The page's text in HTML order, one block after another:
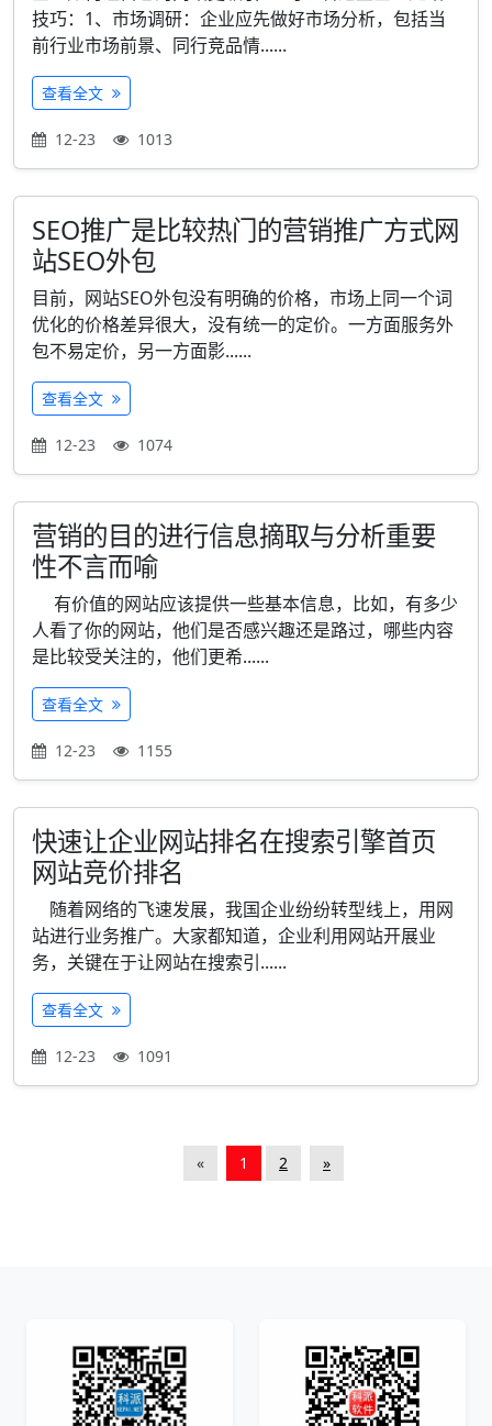
技巧：1、市场调研：企业应先做好市场分析，包括当
前行业市场前景、同行竞品情......
查看全文
12-23 1013
SEO推广是比较热门的营销推广方式网
站SEO外包
目前，网站SEO外包没有明确的价格，市场上同一个词
优化的价格差异很大，没有统一的定价。一方面服务外
包不易定价，另一方面影......
查看全文
12-23 1074
营销的目的进行信息摘取与分析重要
性不言而喻
有价值的网站应该提供一些基本信息，比如，有多少
人看了你的网站，他们是否感兴趣还是路过，哪些内容
是比较受关注的，他们更希......
查看全文
12-23 1155
快速让企业网站排名在搜索引擎首页
网站竞价排名
随着网络的飞速发展，我国企业纷纷转型线上，用网
站进行业务推广。大家都知道，企业利用网站开展业
务，关键在于让网站在搜索引......
查看全文
12-23 1091
« 1 2 »